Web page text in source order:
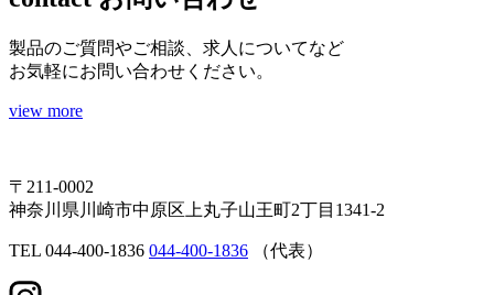
製品のご質問やご相談、求人についてなど
お気軽にお問い合わせください。
view more
〒211-0002
神奈川県川崎市中原区上丸子山王町2丁目1341-2
TEL 044-400-1836 044-400-1836 （代表）